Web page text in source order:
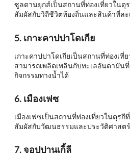
ซูลตานยุกส์เป็นสถานที่ท่องเที่ยวใน
สัมผัสกับวิถีชีวิตท้องถิ่นและสินค้าที่ละ
5. เกาะคาปปาโดเกีย
เกาะคาปปาโดเกียเป็นสถานที่ท่องเ
สามารถเพลิดเพลินกับทะเลอันดามัน
กิจกรรมทางน้ำได้
6. เมืองเฟซ
เมืองเฟซเป็นสถานที่ท่องเที่ยวในตุร
สัมผัสกับวัฒนธรรมและประวัติศาสต
7. จอปปานเกิ้ลี